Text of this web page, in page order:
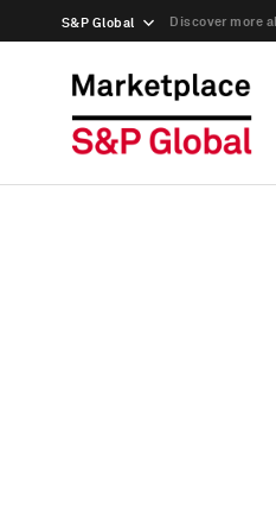
S&P Global Discover more